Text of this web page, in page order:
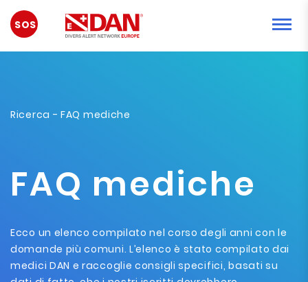
EMERGENZA
Ricerca - FAQ mediche
FAQ mediche
Ecco un elenco compilato nel corso degli anni con le
domande più comuni. L’elenco è stato compilato dai
medici DAN e raccoglie consigli specifici, basati su